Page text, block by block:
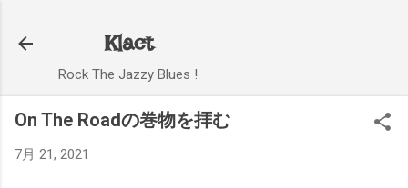
Klact
Rock The Jazzy Blues !
On The Roadの巻物を拝む
7月 21, 2021